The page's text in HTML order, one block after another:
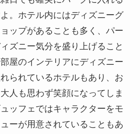
。ホテル内にはディズニーグ
ップがあることも多く、パー
ズニー気分を盛り上げること
屋のインテリアにディズニー
られているホテルもあり、お
人も思わず笑顔になってしま
ッフェではキャラクターをモ
ーが用意されていることもあ